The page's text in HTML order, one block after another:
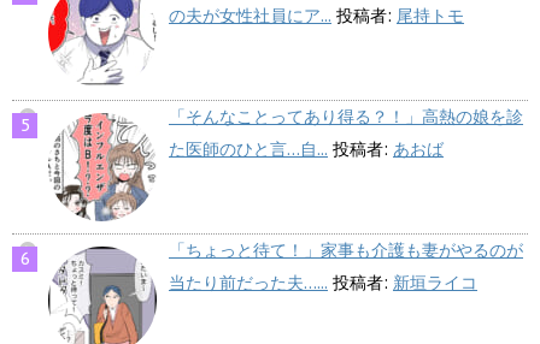
の夫が女性社員にア... 投稿者: 尾持トモ
「そんなことってあり得る？！」高熱の娘を診
た医師のひと言…自... 投稿者: あおば
「ちょっと待て！」家事も介護も妻がやるのが
当たり前だった夫…... 投稿者: 新垣ライコ